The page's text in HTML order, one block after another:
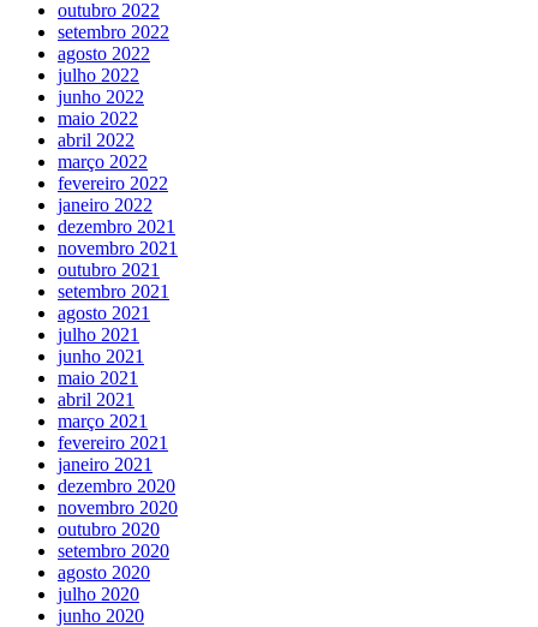
outubro 2022
setembro 2022
agosto 2022
julho 2022
junho 2022
maio 2022
abril 2022
março 2022
fevereiro 2022
janeiro 2022
dezembro 2021
novembro 2021
outubro 2021
setembro 2021
agosto 2021
julho 2021
junho 2021
maio 2021
abril 2021
março 2021
fevereiro 2021
janeiro 2021
dezembro 2020
novembro 2020
outubro 2020
setembro 2020
agosto 2020
julho 2020
junho 2020